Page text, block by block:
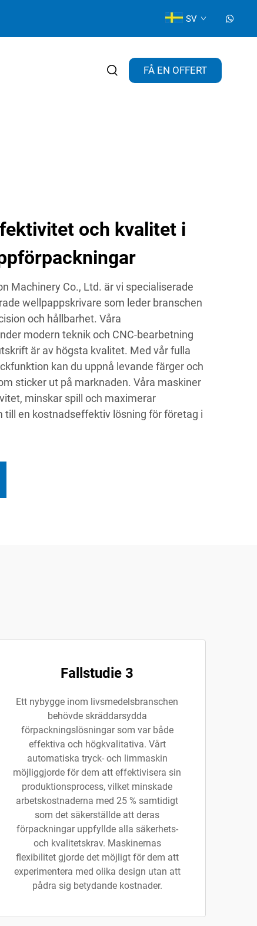
SV
FÅ EN OFFERT
och kvalitet i
Machinery Co., Ltd. är vi specialiserade
wellpappskrivare som leder branschen
och hållbarhet. Våra
modern teknik och CNC-bearbetning
är av högsta kvalitet. Med vår fulla
kan du uppnå levande färger och
sticker ut på marknaden. Våra maskiner
minskar spill och maximerar
till en kostnadseffektiv lösning för företag i
Fallstudie 3
Ett nybygge inom livsmedelsbranschen
behövde skräddarsydda
förpackningslösningar som var både
effektiva och högkvalitativa. Vårt
automatiska tryck- och limmaskin
möjliggjorde för dem att effektivisera sin
produktionsprocess, vilket minskade
arbetskostnaderna med 25 % samtidigt
som det säkerställde att deras
förpackningar uppfyllde alla säkerhets-
och kvalitetskrav. Maskinernas
flexibilitet gjorde det möjligt för dem att
experimentera med olika design utan att
pådra sig betydande kostnader.